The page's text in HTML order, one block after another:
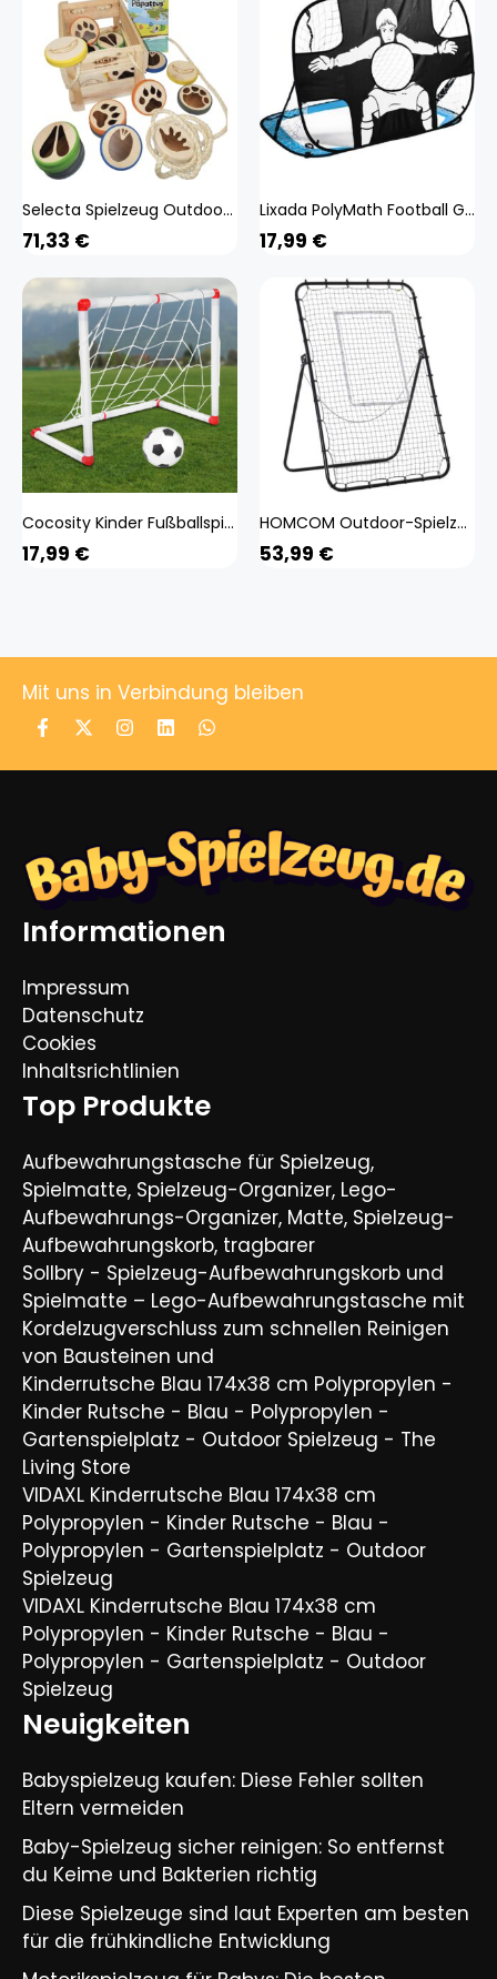
Selecta Spielzeug Outdoor-Spiel aus Holz Les Papattes (59128)
71,33 €
Lixada PolyMath Football Goal Fussballtor, Pop Up Portable Spielzeug Goal Frame Outdoor Folding Training Shooting Target Net Football Goal
17,99 €
Cocosity Kinder Fußballspiel,Kinder Fußballtor,Kinder Fußballtor,Fußballtor Spielzeug,Outdoor Fußballtor
17,99 €
HOMCOM Outdoor-Spielzeug schwarz B/H/L: ca. 73x123x178,5 cm
53,99 €
Mit uns in Verbindung bleiben
Informationen
Impressum
Datenschutz
Cookies
Inhaltsrichtlinien
Top Produkte
Aufbewahrungstasche für Spielzeug,
Spielmatte, Spielzeug-Organizer, Lego-
Aufbewahrungs-Organizer, Matte, Spielzeug-
Aufbewahrungskorb, tragbarer
Sollbry - Spielzeug-Aufbewahrungskorb und
Spielmatte – Lego-Aufbewahrungstasche mit
Kordelzugverschluss zum schnellen Reinigen
von Bausteinen und
Kinderrutsche Blau 174x38 cm Polypropylen -
Kinder Rutsche - Blau - Polypropylen -
Gartenspielplatz - Outdoor Spielzeug - The
Living Store
VIDAXL Kinderrutsche Blau 174x38 cm
Polypropylen - Kinder Rutsche - Blau -
Polypropylen - Gartenspielplatz - Outdoor
Spielzeug
VIDAXL Kinderrutsche Blau 174x38 cm
Polypropylen - Kinder Rutsche - Blau -
Polypropylen - Gartenspielplatz - Outdoor
Spielzeug
Neuigkeiten
Babyspielzeug kaufen: Diese Fehler sollten
Eltern vermeiden
Baby-Spielzeug sicher reinigen: So entfernst
du Keime und Bakterien richtig
Diese Spielzeuge sind laut Experten am besten
für die frühkindliche Entwicklung